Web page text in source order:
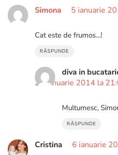
Simona 5 ianuarie
Cat este de frumos…!
RĂSPUNDE
diva in
28 ianuarie 2014 la
Multumesc,
RĂSPUNDE
Cristina 6 ianuarie